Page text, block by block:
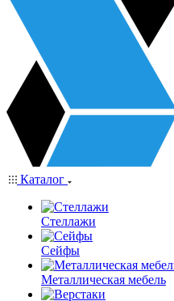
Каталог
Стеллажи
Сейфы
Металлическая мебель